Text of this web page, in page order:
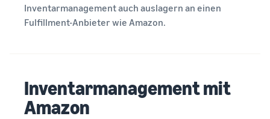
Inventarmanagement auch auslagern an einen
Fulfillment-Anbieter wie Amazon.
Inventarmanagement mit
Amazon